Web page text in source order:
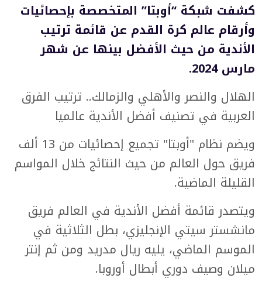
كشفت شبكة “أوبتا” المتخصصة بإحصائيات
وأرقام عالم كرة القدم عن قائمة ترتيب
الأندية من حيث الأفضل بينها عن شهر
مارس 2024.
الهلال والنصر والأهلي والزمالك.. ترتيب الفرق
العربية في تصنيف أفضل الأندية عالميا
ويضم نظام "أوبتا" تجميع إحصائيات من 13 ألف
فريق حول العالم من حيث النتائج خلال المواسم
القليلة الماضية.
ويتصدر قائمة أفضل الأندية في العالم فريق
مانشستر سيتي الإنجليزي، بطل الثلاثية في
الموسم الماضي، يليه ريال مدريد ومن ثم إنتر
ميلان وصيف دوري أبطال أوروبا.